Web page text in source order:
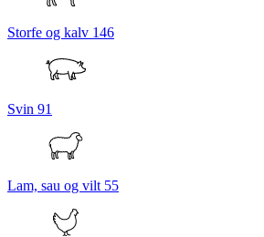
Storfe og kalv 146
Svin 91
Lam, sau og vilt 55